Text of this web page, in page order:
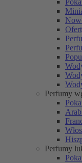
Perfumy
Perfumy